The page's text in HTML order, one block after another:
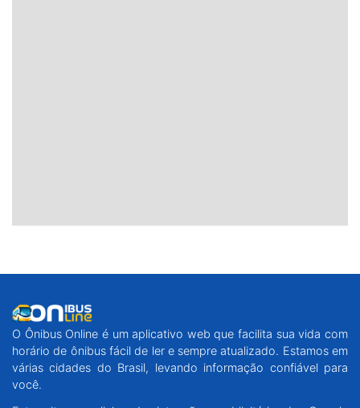
O Ônibus Online é um aplicativo web que facilita sua vida com
horário de ônibus fácil de ler e sempre atualizado. Estamos em
várias cidades do Brasil, levando informação confiável para
você.